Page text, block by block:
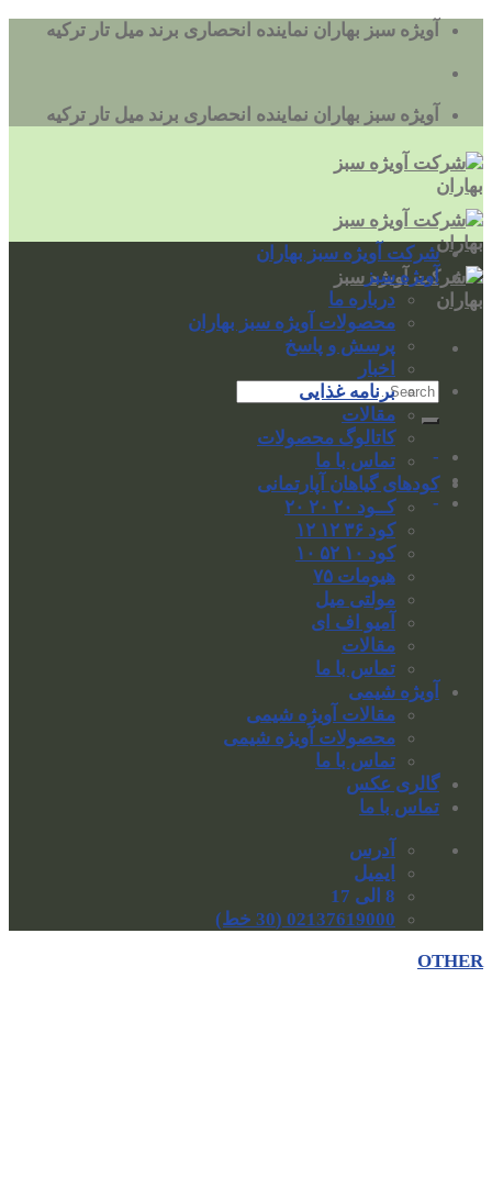
بروید
آویژه سبز بهاران نماینده انحصاری برند میل تار ترکیه
آویژه سبز بهاران نماینده انحصاری برند میل تار ترکیه
-
-
شرکت آویژه سبز بهاران
آویژه سبز
درباره ما
محصولات آویژه سبز بهاران
پرسش و پاسخ
اخبار
برنامه غذایی
مقالات
کاتالوگ محصولات
تماس با ما
کودهای گیاهان آپارتمانی
کــود ۲۰ ۲۰ ۲۰
کود ۳۶ ۱۲ ۱۲
کود ۱۰ ۵۲ ۱۰
هیومات ۷۵
مولتی میل
آمیو اف ای
مقالات
تماس با ما
آویژه شیمی
مقالات آویژه شیمی
محصولات آویژه شیمی
تماس با ما
گالری عکس
تماس با ما
آدرس
ایمیل
8 الی 17
02137619000 (30 خط)
OTHER